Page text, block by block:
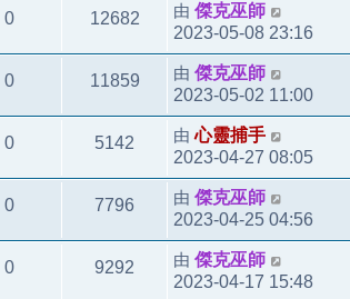
0 12682 由 傑克巫師
2023-05-08 23:16
0 11859 由 傑克巫師
2023-05-02 11:00
0 5142 由心靈捕手
2023-04-27 08:05
0 7796 由 傑克巫師
2023-04-25 04:56
0 9292 由 傑克巫師
2023-04-17 15:48